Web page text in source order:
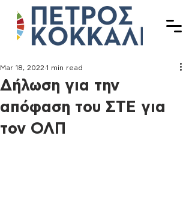
Δήλωση για την
απόφαση του ΣΤΕ για
τον ΟΛΠ
Mar 18, 2022 1 min read